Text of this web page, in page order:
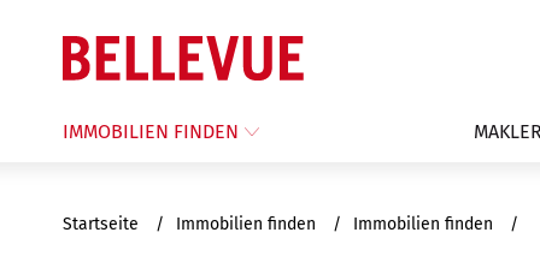
IMMOBILIEN FINDEN
Startseite Immobilien finden Immobilien finden